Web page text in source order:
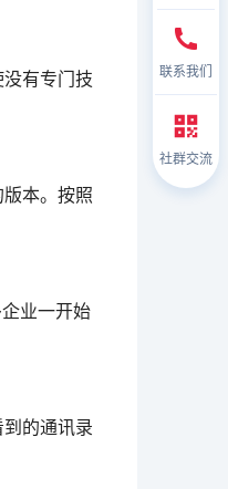
有专门技
本。按照
业一开始
的通讯录
联系我们
社群交流